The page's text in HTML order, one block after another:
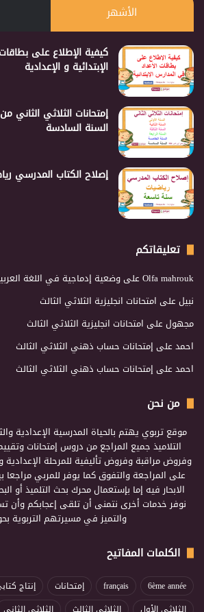
الأشهر
كيفية الإطلاع على
الإبتدائية و الإعدادية
إمتحانات الثلاثي الثاني
السنة السادسة
إصلاح الكتاب المدرسي
تعليقاتكم
Olfa mahroukعلى وضعية إدماجية في اللغة
نبيلعلى امتحانات انجليزية الثلاثي الثالث
مجهولعلى امتحانات انجليزية الثلاثي الثالث
احمدعلى إمتحانات حساب ذهني الثلاثي الثالث
احمدعلى إمتحانات حساب ذهني الثلاثي الثالث
من نحن
موقع تربوي يهتم بالحياة المدرسية الإعدادية
التلاميذ جميع المراجع من دروس إمتحانات
وفروض مراقبة وفروض تأليفية للمرحلة الإعدادية
على المراجعة والتفوق كما يوفر للمربي
الابحار فيه إما بإستعمال محرك بحث التلميذ أو
نوفر خدمات أخرى نتمنى أن تلقى إعجابكم وأن
والتميز في مسيرتهم التربوية
الكلمات المفاتيح
6ème année
français إمتحانات إنتاج